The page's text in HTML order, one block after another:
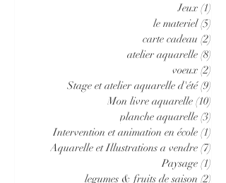
Jeux (1)
le materiel (5)
carte cadeau (2)
atelier aquarelle (8)
voeux (2)
Stage et atelier aquarelle d'été (9)
Mon livre aquarelle (10)
planche aquarelle (3)
Intervention et animation en école (1)
Aquarelle et Illustrations a vendre (7)
Paysage (1)
legumes & fruits de saison (2)